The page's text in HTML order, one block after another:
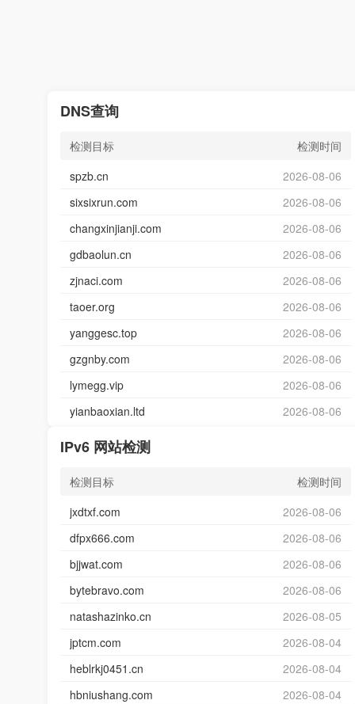
DNS查询
检测目标
检测时间
spzb.cn
2026-08-06
sixsixrun.com
2026-08-06
changxinjianji.com
2026-08-06
gdbaolun.cn
2026-08-06
zjnaci.com
2026-08-06
taoer.org
2026-08-06
yanggesc.top
2026-08-06
gzgnby.com
2026-08-06
lymegg.vip
2026-08-06
yianbaoxian.ltd
2026-08-06
IPv6 网站检测
检测目标
检测时间
jxdtxf.com
2026-08-06
dfpx666.com
2026-08-06
bjjwat.com
2026-08-06
bytebravo.com
2026-08-06
natashazinko.cn
2026-08-05
jptcm.com
2026-08-04
heblrkj0451.cn
2026-08-04
hbniushang.com
2026-08-04